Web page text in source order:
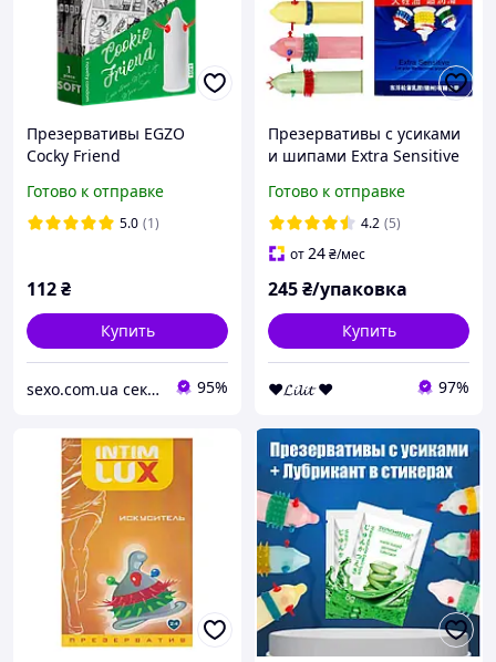
Презервативы EGZO
Cocky Friend
Готово к отправке
5.0 (1)
112₴
Купить
sexo.com.ua секс-шоп интернет-магазин 95%
Презервативы с усиками
и шипами Extra Sensitive
Готово к отправке
4.2 (5)
от24₴/мес
245₴/упаковка
Купить
❤𝓛𝓲𝓵𝓲𝓽 ❤ 97%